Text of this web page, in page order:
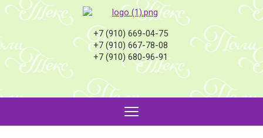
+7 (910) 669-04-75
+7 (910) 667-78-08
+7 (910) 680-96-91